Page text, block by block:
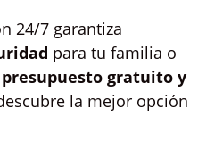
24/7 garantiza
para tu familia o
presupuesto gratuito y
la mejor opción